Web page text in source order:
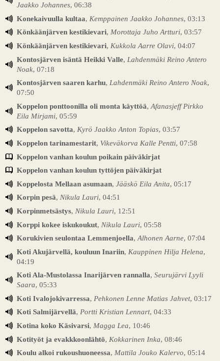
Jaakko Johannes, 06:38
Konekaivuulla kultaa, Kemppainen Jaakko Johannes, 03:13
Könkäänjärven kestikievari, Morottaja Juho Artturi, 03:57
Könkäänjärven kestikievari, Kukkola Aarre Olavi, 04:07
Kontosjärven isäntä Heikki Valle, Lahdenmäki Reino Antero
Noak, 07:18
Kontosjärven saaren karhu, Lahdenmäki Reino Antero Noak,
07:50
Koppelon ponttoonilla oli monta käyttöä, Afanasjeff Pirkko
Eila Mirjami, 05:59
Koppelon savotta, Kyrö Jaakko Anton Topias, 03:57
Koppelon tarinamestarit, Vikeväkorva Kalle Pentti, 07:58
Koppelon vanhan koulun poikain päiväkirjat
Koppelon vanhan koulun tyttöjen päiväkirjat
Koppelosta Mellaan asumaan, Jääskö Eila Anita, 05:17
Korpin pesä, Nikula Lauri, 04:51
Korpinmetsästys, Nikula Lauri, 12:51
Korppi kokee iskukoukut, Nikula Lauri, 05:58
Korukivien seulontaa Lemmenjoella, Alhonen Aarne, 07:04
Koti Akujärvellä, kouluun Inariin, Kauppinen Hilja Helena,
04:19
Koti Ala-Mustolassa Inarijärven rannalla, Seurujärvi Lyyli
Saara, 05:33
Koti Ivalojokivarressa, Pehkonen Lenne Matias Jahvet, 03:17
Koti Salmijärvellä, Portti Kristian Lennart, 04:33
Kotina koko Käsivarsi, Magga Lea, 10:46
Kotityöt ja evakkkoonlähtö, Kokkarinen Inka, 08:46
Koulu alkoi rukoushuoneessa, Mattila Jouko Kalervo, 05:14